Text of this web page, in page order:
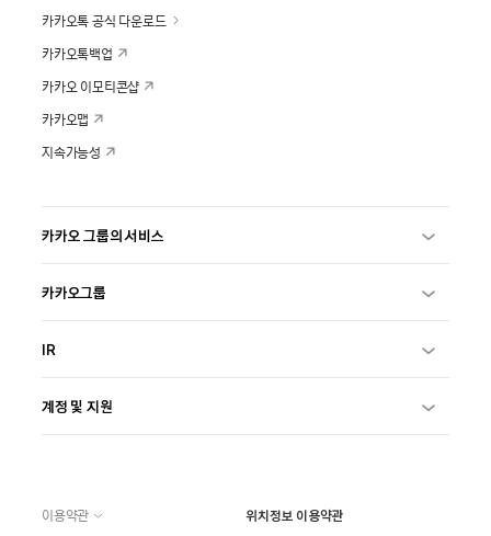
카카오톡 공식 다운로드
카카오톡백업
카카오 이모티콘샵
카카오맵
지속가능성
카카오 그룹의 서비스
카카오그룹
IR
계정 및 지원
이용약관 위치정보 이용약관